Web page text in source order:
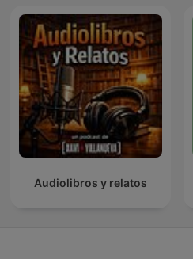
Audiolibros y relatos